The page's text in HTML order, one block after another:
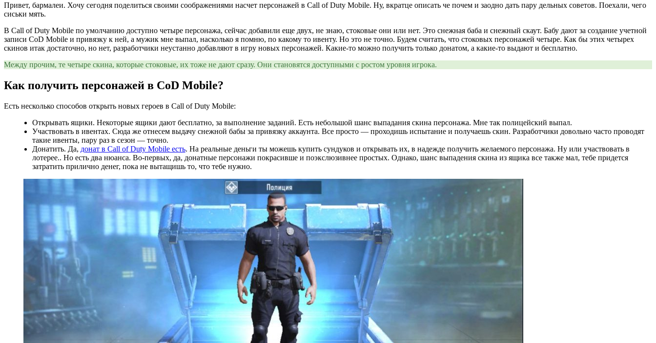
Привет, бармалеи. Хочу сегодня поделиться своими соображениями насчет персонажей в Call of Duty Mobile. Ну, вкратце описать че почем и заодно дать пару дельных советов. Поехали, чего
сиськи мять.
В Call of Duty Mobile по умолчанию доступно четыре персонажа, сейчас добавили еще двух, не знаю, стоковые они или нет. Это снежная баба и снежный скаут. Бабу дают за создание учетной
записи CoD Mobile и привязку к ней, а мужик мне выпал, насколько я помню, по какому то ивенту. Но это не точно. Будем считать, что стоковых персонажей четыре. Как бы этих четырех
скинов итак достаточно, но нет, разработчики неустанно добавляют в игру новых персонажей. Какие-то можно получить только донатом, а какие-то выдают и бесплатно.
Между прочим, те четыре скина, которые стоковые, их тоже не дают сразу. Они становятся доступными с ростом уровня игрока.
Как получить персонажей в CoD Mobile?
Есть несколько способов открыть новых героев в Call of Duty Mobile:
Открывать ящики. Некоторые ящики дают бесплатно, за выполнение заданий. Есть небольшой шанс выпадания скина персонажа. Мне так полицейский выпал.
Участвовать в ивентах. Сюда же отнесем выдачу снежной бабы за привязку аккаунта. Все просто — проходишь испытание и получаешь скин. Разработчики довольно часто проводят
такие ивенты, пару раз в сезон — точно.
Донатить. Да, донат в Call of Duty Mobile есть. На реальные деньги ты можешь купить сундуков и открывать их, в надежде получить желаемого персонажа. Ну или участвовать в
лотерее.. Но есть два нюанса. Во-первых, да, донатные персонажи покрасивше и поэкслюзивнее простых. Однако, шанс выпадения скина из ящика все также мал, тебе придется
затратить прилично денег, пока не вытащишь то, что тебе нужно.